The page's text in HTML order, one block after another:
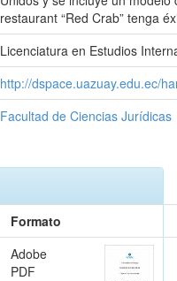
restaurant “Red Crab” tenga
Licenciatura en Estudios
http://dspace.uazuay.edu.ec/
Facultad de Ciencias Jurídicas
Formato
Adobe
PDF